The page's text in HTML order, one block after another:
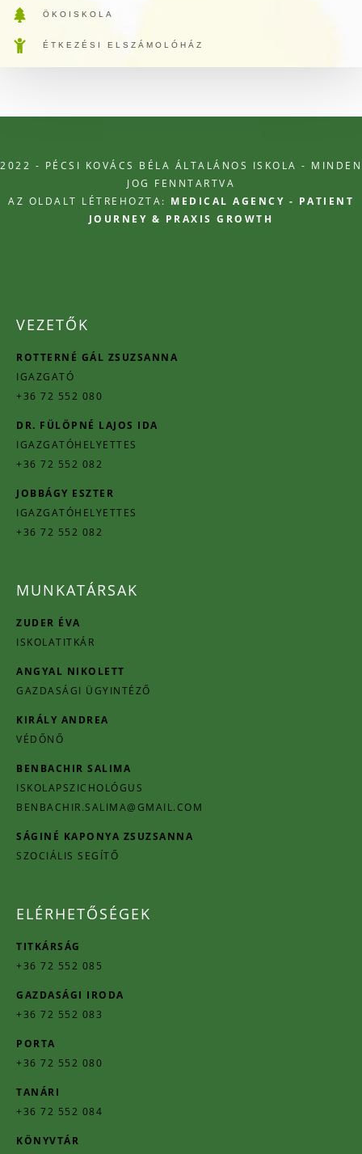
ÖKOISKOLA
ÉTKEZÉSI ELSZÁMOLÓHÁZ
2022 - PÉCSI KOVÁCS BÉLA ÁLTALÁNOS ISKOLA - MINDEN
JOG FENNTARTVA
AZ OLDALT LÉTREHOZTA: MEDICAL AGENCY - PATIENT
JOURNEY & PRAXIS GROWTH
VEZETŐK
ROTTERNÉ GÁL ZSUZSANNA
IGAZGATÓ
+36 72 552 080
DR. FÜLÖPNÉ LAJOS IDA
IGAZGATÓHELYETTES
+36 72 552 082
JOBBÁGY ESZTER
IGAZGATÓHELYETTES
+36 72 552 082
MUNKATÁRSAK
ZUDER ÉVA
ISKOLATITKÁR
ANGYAL NIKOLETT
GAZDASÁGI ÜGYINTÉZŐ
KIRÁLY ANDREA
VÉDŐNŐ
BENBACHIR SALIMA
ISKOLAPSZICHOLÓGUS
BENBACHIR.SALIMA@GMAIL.COM
SÁGINÉ KAPONYA ZSUZSANNA
SZOCIÁLIS SEGÍTŐ
ELÉRHETŐSÉGEK
TITKÁRSÁG
+36 72 552 085
GAZDASÁGI IRODA
+36 72 552 083
PORTA
+36 72 552 080
TANÁRI
+36 72 552 084
KÖNYVTÁR